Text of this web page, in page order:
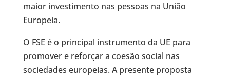
maior investimento nas pessoas na União
Europeia.
O FSE é o principal instrumento da UE para
promover e reforçar a coesão social nas
sociedades europeias. A presente proposta